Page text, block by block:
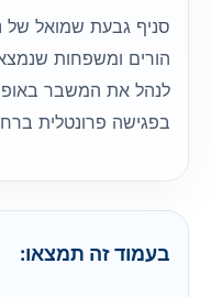
סניף גבעת שמואל של
הורים ומשפחות
לנהל את המשבר
בפגישה פרונטלית
בעמוד זה תמצאו: